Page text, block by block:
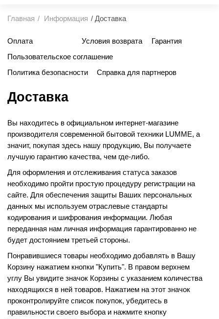
Главная Информация Доставка
Оплата Условия возврата Гарантия
Пользовательское соглашение
Политика безопасности Справка для партнеров
Доставка
Вы находитесь в официальном интернет-магазине
производителя современной бытовой техники LUMME, а
значит, покупая здесь нашу продукцию, Вы получаете
лучшую гарантию качества, чем где-либо.
Для оформления и отслеживания статуса заказов
необходимо пройти простую процедуру регистрации на
сайте. Для обеспечения защиты Ваших персональных
данных мы используем отраслевые стандарты
кодирования и шифрования информации. Любая
переданная нам личная информация гарантированно не
будет достоянием третьей стороны.
Понравившиеся товары необходимо добавлять в Вашу
Корзину нажатием кнопки "Купить". В правом верхнем
углу Вы увидите значок Корзины с указанием количества
находящихся в ней товаров. Нажатием на этот значок
проконтролируйте список покупок, убедитесь в
правильности своего выбора и нажмите кнопку